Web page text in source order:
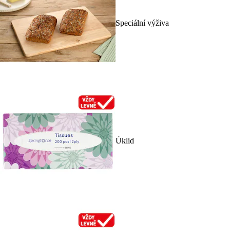
Speciální výživa
Úklid